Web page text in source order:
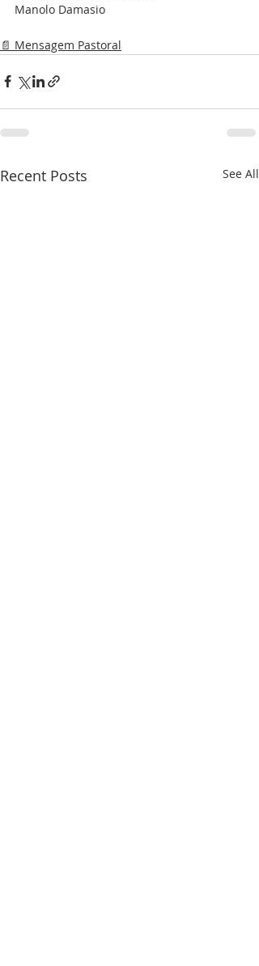
Manolo Damasio
📄 Mensagem Pastoral
Recent Posts See All